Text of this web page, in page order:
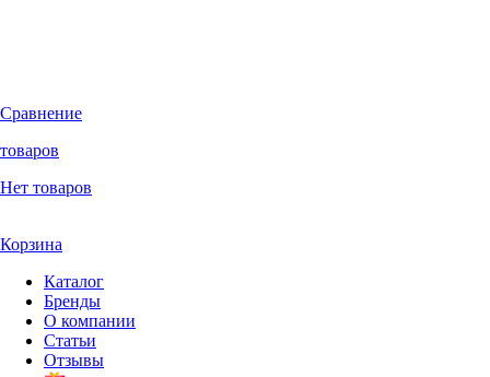
Сравнение
товаров
Нет товаров
Корзина
Каталог
Бренды
О компании
Статьи
Отзывы